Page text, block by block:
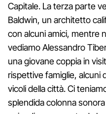
Capitale. La terza parte
Baldwin, un architetto
con alcuni amici, mentre
vediamo Alessandro
una giovane coppia in
rispettive famiglie, alcuni
vicoli della città. Ci
splendida colonna